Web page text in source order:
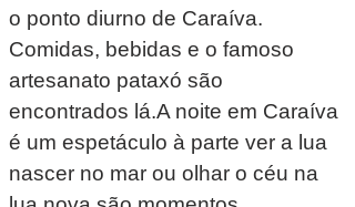
o ponto diurno de Caraíva.
Comidas, bebidas e o famoso
artesanato pataxó são
encontrados lá.A noite em Caraíva
é um espetáculo à parte ver a lua
nascer no mar ou olhar o céu na